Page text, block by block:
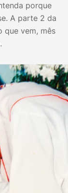
porque
A parte 2 da
que vem, mês